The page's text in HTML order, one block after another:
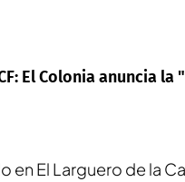
El Colonia anuncia
en El Larguero de la